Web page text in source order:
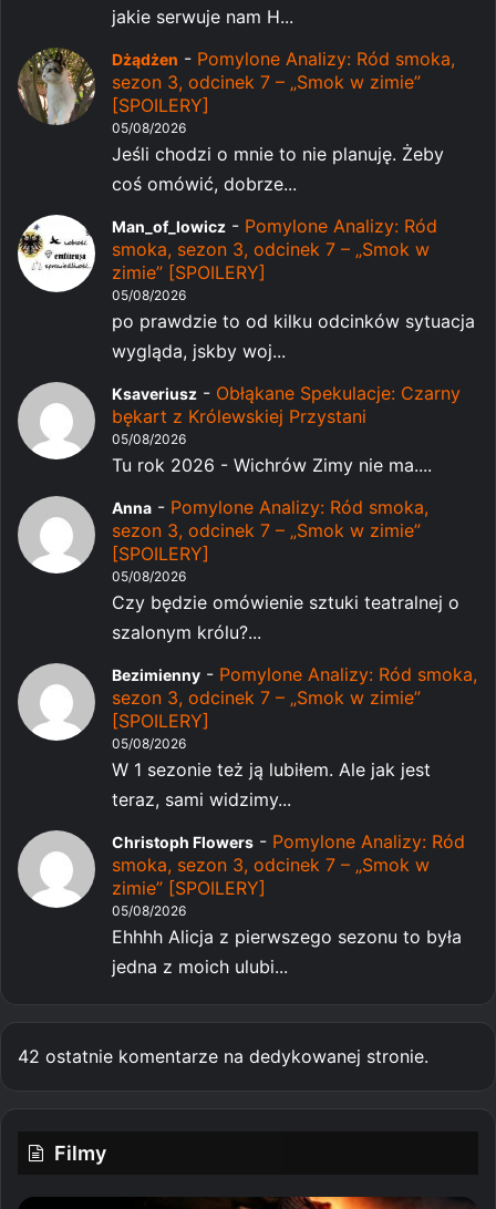
jakie serwuje nam H...
Dżądżen - Pomylone Analizy: Ród smoka,
sezon 3, odcinek 7 – „Smok w zimie”
[SPOILERY]
05/08/2026
Jeśli chodzi o mnie to nie planuję. Żeby
coś omówić, dobrze...
Man_of_lowicz - Pomylone Analizy: Ród
smoka, sezon 3, odcinek 7 – „Smok w
zimie” [SPOILERY]
05/08/2026
po prawdzie to od kilku odcinków sytuacja
wygląda, jskby woj...
Ksaveriusz - Obłąkane Spekulacje: Czarny
bękart z Królewskiej Przystani
05/08/2026
Tu rok 2026 - Wichrów Zimy nie ma....
Anna - Pomylone Analizy: Ród smoka,
sezon 3, odcinek 7 – „Smok w zimie”
[SPOILERY]
05/08/2026
Czy będzie omówienie sztuki teatralnej o
szalonym królu?...
Bezimienny - Pomylone Analizy: Ród smoka,
sezon 3, odcinek 7 – „Smok w zimie”
[SPOILERY]
05/08/2026
W 1 sezonie też ją lubiłem. Ale jak jest
teraz, sami widzimy...
Christoph Flowers - Pomylone Analizy: Ród
smoka, sezon 3, odcinek 7 – „Smok w
zimie” [SPOILERY]
05/08/2026
Ehhhh Alicja z pierwszego sezonu to była
jedna z moich ulubi...
42 ostatnie komentarze na dedykowanej stronie.
Filmy